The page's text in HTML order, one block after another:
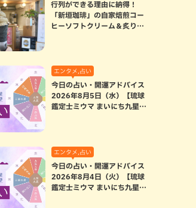
行列ができる理由に納得！
「新垣珈琲」の自家焙煎コー
ヒーソフトクリーム＆炙りマ
エンタメ,占い
今日の占い・開運アドバイス
2026年8月5日（水）【琉球
鑑定士ミウマ まいにち九星気
エンタメ,占い
今日の占い・開運アドバイス
2026年8月4日（火）【琉球
鑑定士ミウマ まいにち九星気